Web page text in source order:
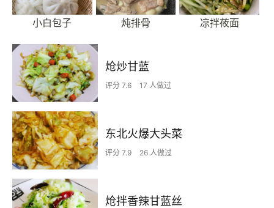
小白包子 炖排骨 凉拌莜面
炝炒甘蓝
评分 7.6 17 人做过
东北火爆大头菜
评分 7.9 26 人做过
炝拌香辣甘蓝丝